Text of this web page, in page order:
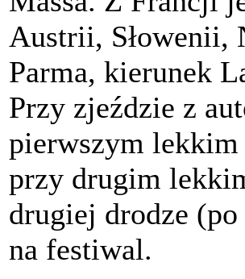
Austrii, Słowenii,
Parma, kierunek
Przy zjeździe z
pierwszym lekkim
przy drugim
drugiej drodze
na festiwal.